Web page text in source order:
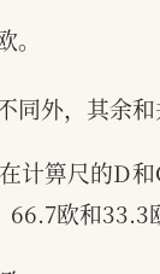
外，其余
计箅尺的D
欧和33.3